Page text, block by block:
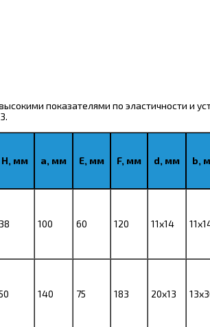
показателями по эластичности и
H, мм a, мм E, мм F, мм d, мм b,
38 100 60 120 11х14
140 75 183 20х13